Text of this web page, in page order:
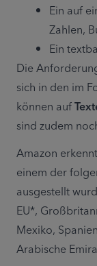
Ein auf
Zahlen,
Ein
Die
sich in den im
können auf
sind zudem
Amazon
einem der
ausgestellt
EU*,
Mexiko,
Arabische